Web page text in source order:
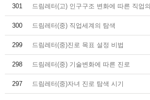
301 드림레터(고) 인구구조 변화에 따른 직업
300 드림레터(중) 직업세계의 탐색
299 드림레터(중)진로 목표 설정 비법
298 드림레터(중) 기술변화에 따른 진로
297 드림레터(중)자녀 진로 탐색 시기